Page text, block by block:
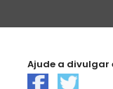
Ajude a divulgar